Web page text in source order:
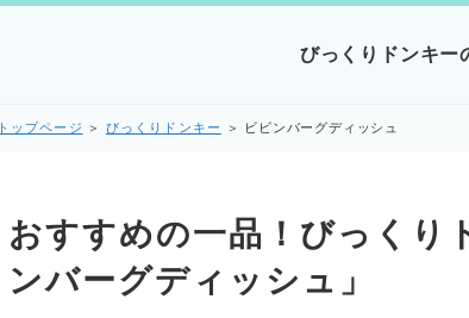
びっくりドンキー
トップページ ＞びっくりドンキー ＞ ビビンバーグディッシュ
おすすめの一品！びっくり
ンバーグディッシュ」